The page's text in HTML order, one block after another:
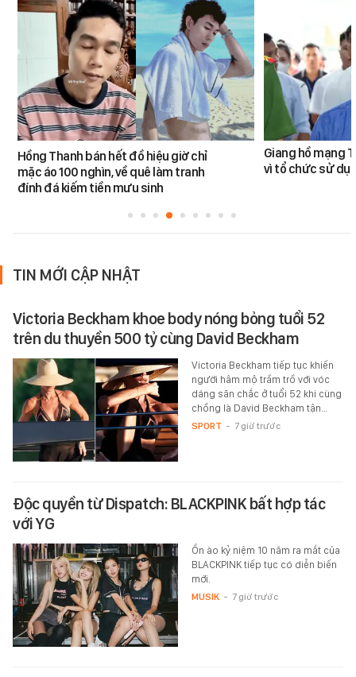
Hồng Thanh bán hết đồ hiệu giờ chỉ
mặc áo 100 nghìn, về quê làm tranh
đính đá kiếm tiền mưu sinh
Giang hồ mạng
vì tổ chức sử
TIN MỚI CẬP NHẬT
Victoria Beckham khoe body nóng bỏng tuổi 52
trên du thuyền 500 tỷ cùng David Beckham
Victoria Beckham tiếp tục khiến
người hâm mộ trầm trồ với vóc
dáng săn chắc ở tuổi 52 khi cùng
chồng là David Beckham tận…
SPORT - 7 giờ trước
Độc quyền từ Dispatch: BLACKPINK bất hợp tác
với YG
Ồn ào kỷ niệm 10 năm ra mắt của
BLACKPINK tiếp tục có diễn biến
mới.
MUSIK - 7 giờ trước